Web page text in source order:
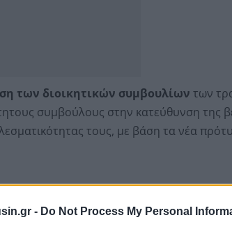
- Do Not Process My Personal
των διοικητικών συμβουλίων των
συμβούλους στην κατεύθυνση της
τους, με βάση τα νέα